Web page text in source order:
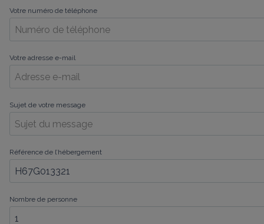
Votre numéro de téléphone
Votre adresse e-mail
Sujet de votre message
Référence de l’hébergement
Nombre de personne